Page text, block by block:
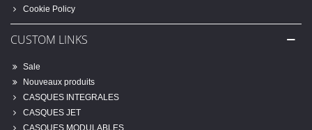
Cookie Policy
CUSTOM LINKS
Sale
Nouveaux produits
CASQUES INTEGRALES
CASQUES JET